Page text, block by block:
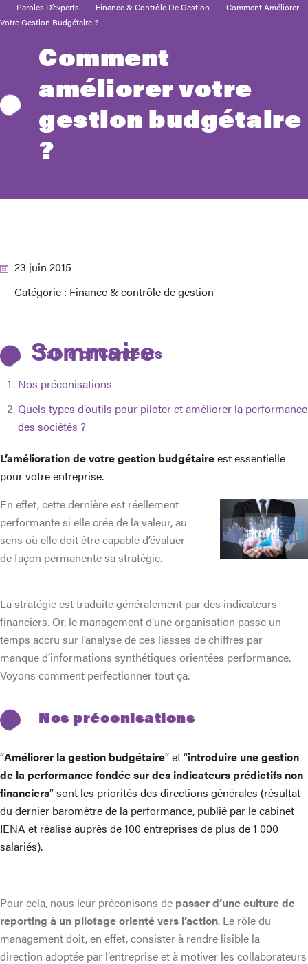
Paroles D’experts Finance & Contrôle De Gestion
Comment Améliorer
Votre Gestion Budgétaire ?
Comment
améliorer votre
gestion budgétaire
?
23 juin 2015
Catégorie : Finance & contrôle de gestion
Table of Contents
Nos préconisations
Quels types d’outils pour piloter et améliorer la performance
des sociétés ?
L’amélioration de votre gestion budgétaireest essentielle
pour votre entreprise.
En effet, cette dernière est réellement
performante si elle crée de la valeur, au
sens où elle doit être capable d’évaluer
de façon permanente sa stratégie.
La stratégie est traduite généralement par des indicateurs
financiers. Or, le management d’une organisation passe un
temps accru sur l’analyse de ces liasses de chiffres par
manque d’informations synthétiques orientées performance.
Voyons comment perfectionner tout ça.
Nos préconisations
“Améliorer la gestion budgétaire” et “introduire une gestion
de la performance fondée sur des indicateurs prédictifs non
financiers” sont les priorités des directions générales (résultat
du dernier baromètre de la performance, publié par le cabinet
IENA et réalisé auprès de 100 entreprises de plus de 1 000
salariés).
Pour cela, nous leur préconisons de passer d’une culture de
reporting à un pilotage orienté vers l’action. Le rôle du
management doit, en effet, consister à rendre lisible la
direction adoptée par l’entreprise et à motiver les collaborateurs